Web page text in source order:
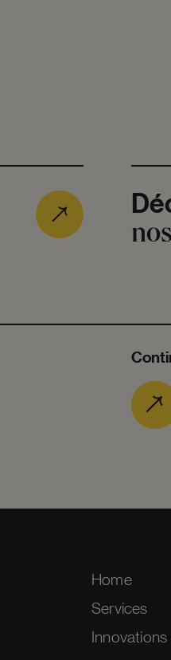
Home
Services
Innovations